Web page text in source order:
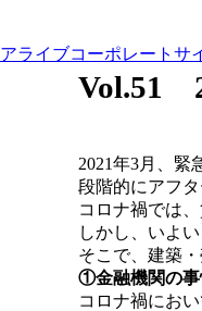
アライブコーポレートサ
Vol.51
2021年3月、緊
段階的にアフ
コロナ禍では
しかし、いよ
そこで、建築
①金融機関の
コロナ禍にお